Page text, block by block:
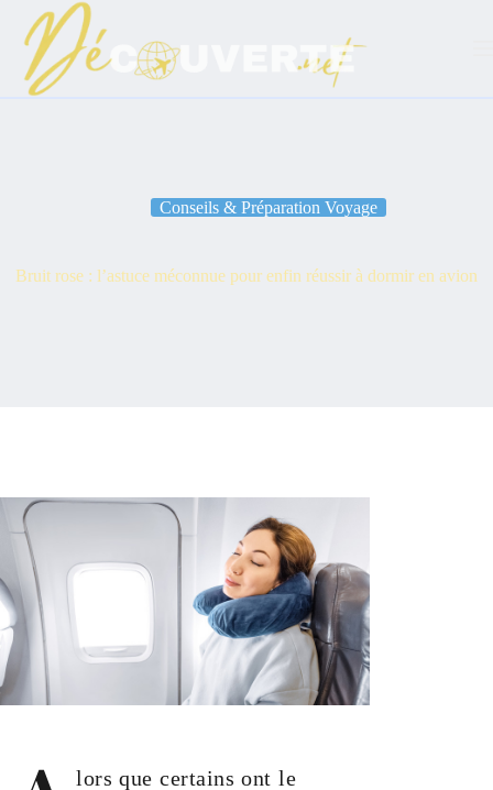
contenu
Conseils & Préparation Voyage
Bruit rose : l’astuce méconnue pour enfin réussir à dormir en avion
lors que certains ont le